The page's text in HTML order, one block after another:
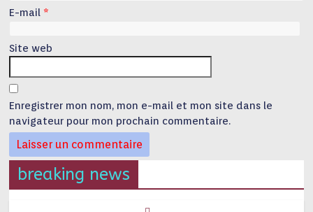
E-mail *
Site web
Enregistrer mon nom, mon e-mail et mon site dans le
navigateur pour mon prochain commentaire.
breaking news